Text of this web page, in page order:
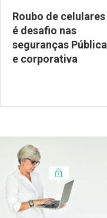
Roubo de celulares
é desafio nas
seguranças Pública
e corporativa